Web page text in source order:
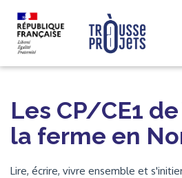
Les CP/CE1
la ferme en
Lire, écrire, vivre ensemble et